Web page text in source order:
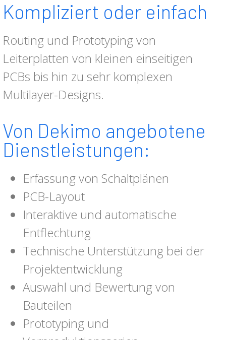
Kompliziert oder einfach
Routing und Prototyping von
Leiterplatten von kleinen einseitigen
PCBs bis hin zu sehr komplexen
Multilayer-Designs.
Von Dekimo angebotene
Dienstleistungen:
Erfassung von Schaltplänen
PCB-Layout
Interaktive und automatische
Entflechtung
Technische Unterstützung bei der
Projektentwicklung
Auswahl und Bewertung von
Bauteilen
Prototyping und